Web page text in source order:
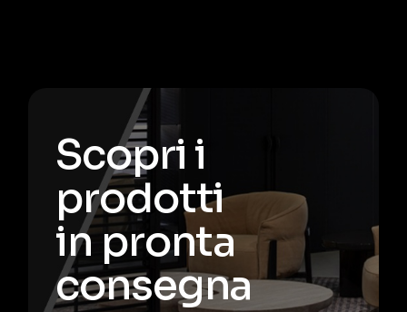
Scopri i
prodotti
in pronta
consegna